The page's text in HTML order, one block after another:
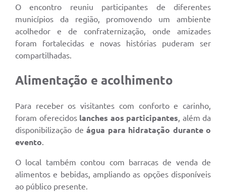
O encontro reuniu participantes de diferentes
municípios da região, promovendo um ambiente
acolhedor e de confraternização, onde amizades
foram fortalecidas e novas histórias puderam ser
compartilhadas.
Alimentação e acolhimento
Para receber os visitantes com conforto e carinho,
foram oferecidos lanches aos participantes, além da
disponibilização de água para hidratação durante o
evento.
O local também contou com barracas de venda de
alimentos e bebidas, ampliando as opções disponíveis
ao público presente.